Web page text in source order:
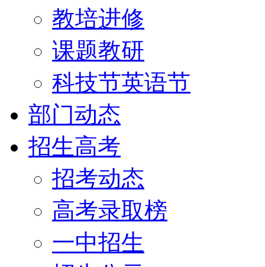
教培进修
课题教研
科技节英语节
部门动态
招生高考
招考动态
高考录取榜
一中招生